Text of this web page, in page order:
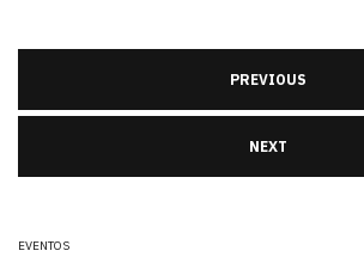
PREVIOUS
NEXT
EVENTOS